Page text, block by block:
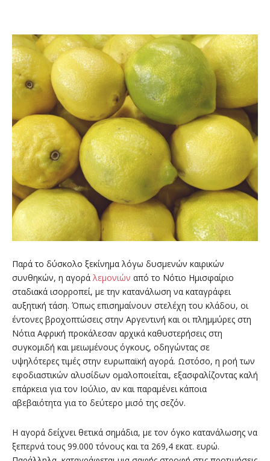
Παρά το δύσκολο ξεκίνημα λόγω δυσμενών καιρικών
συνθηκών, η αγορά λεμονιών από το Νότιο Ημισφαίριο
σταδιακά ισορροπεί, με την κατανάλωση να καταγράφει
αυξητική τάση. Όπως επισημαίνουν στελέχη του κλάδου, οι
έντονες βροχοπτώσεις στην Αργεντινή και οι πλημμύρες στη
Νότια Αφρική προκάλεσαν αρχικά καθυστερήσεις στη
συγκομιδή και μειωμένους όγκους, οδηγώντας σε
υψηλότερες τιμές στην ευρωπαϊκή αγορά. Ωστόσο, η ροή των
εφοδιαστικών αλυσίδων ομαλοποιείται, εξασφαλίζοντας καλή
επάρκεια για τον Ιούλιο, αν και παραμένει κάποια
αβεβαιότητα για το δεύτερο μισό της σεζόν.
Η αγορά δείχνει θετικά σημάδια, με τον όγκο κατανάλωσης να
ξεπερνά τους 99.000 τόνους και τα 269,4 εκατ. ευρώ.